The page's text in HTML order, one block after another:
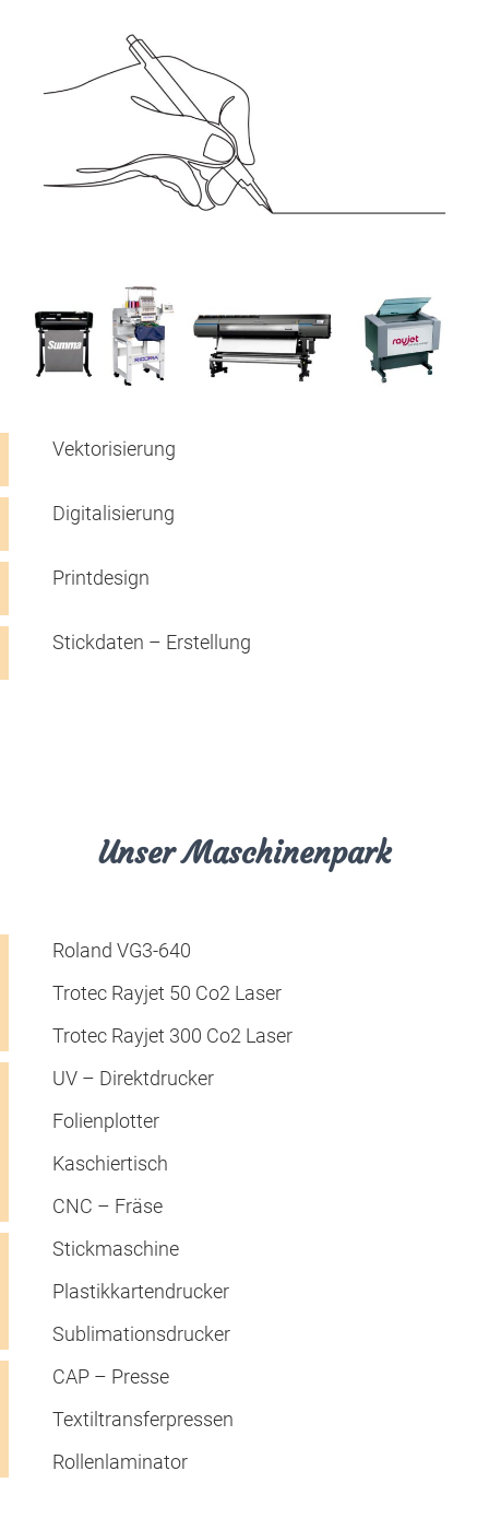
Vektorisierung
Digitalisierung
Printdesign
Stickdaten – Erstellung
Unser Maschinenpark
Roland VG3-640
Trotec Rayjet 50 Co2 Laser
Trotec Rayjet 300 Co2 Laser
UV – Direktdrucker
Folienplotter
Kaschiertisch
CNC – Fräse
Stickmaschine
Plastikkartendrucker
Sublimationsdrucker
CAP – Presse
Textiltransferpressen
Rollenlaminator